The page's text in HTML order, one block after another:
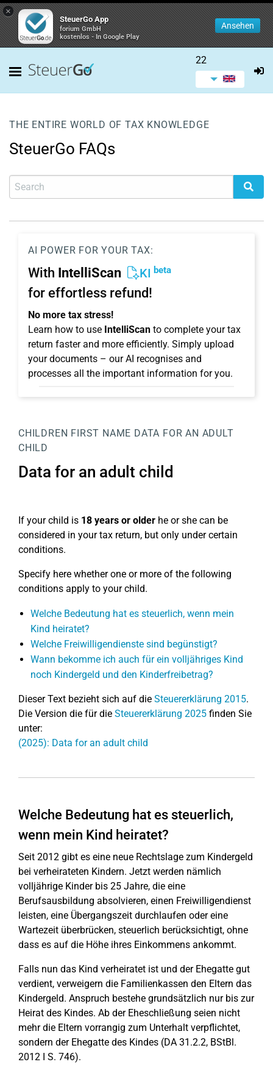
×
SteuerGo App
forium GmbH
kostenlos - In Google Play
Ansehen
22
THE ENTIRE WORLD OF TAX KNOWLEDGE
SteuerGo FAQs
AI POWER FOR YOUR TAX:
With IntelliScan KI beta
for effortless refund!
No more tax stress!
Learn how to use IntelliScan to complete your tax
return faster and more efficiently. Simply upload
your documents – our AI recognises and
processes all the important information for you.
CHILDREN FIRST NAME DATA FOR AN ADULT
CHILD
Data for an adult child
If your child is 18 years or older he or she can be
considered in your tax return, but only under certain
conditions.
Specify here whether one or more of the following
conditions apply to your child.
Welche Bedeutung hat es steuerlich, wenn mein
Kind heiratet?
Welche Freiwilligendienste sind begünstigt?
Wann bekomme ich auch für ein volljähriges Kind
noch Kindergeld und den Kinderfreibetrag?
Dieser Text bezieht sich auf die Steuererklärung 2015.
Die Version die für die Steuererklärung 2025 finden Sie
unter:
(2025): Data for an adult child
Welche Bedeutung hat es steuerlich,
wenn mein Kind heiratet?
Seit 2012 gibt es eine neue Rechtslage zum Kindergeld
bei verheirateten Kindern. Jetzt werden nämlich
volljährige Kinder bis 25 Jahre, die eine
Berufsausbildung absolvieren, einen Freiwilligendienst
leisten, eine Übergangszeit durchlaufen oder eine
Wartezeit überbrücken, steuerlich berücksichtigt, ohne
dass es auf die Höhe ihres Einkommens ankommt.
Falls nun das Kind verheiratet ist und der Ehegatte gut
verdient, verweigern die Familienkassen den Eltern das
Kindergeld. Anspruch bestehe grundsätzlich nur bis zur
Heirat des Kindes. Ab der Eheschließung seien nicht
mehr die Eltern vorrangig zum Unterhalt verpflichtet,
sondern der Ehegatte des Kindes (DA 31.2.2, BStBl.
2012 I S. 746).